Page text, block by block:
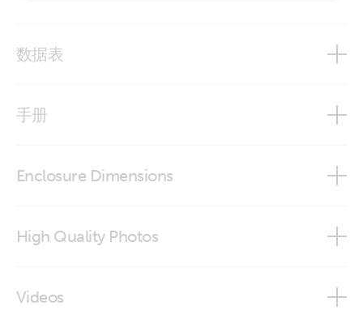
数据表
Overview
手册
Energy Storage System
Enclosure Dimensions
High Quality Photos
Videos